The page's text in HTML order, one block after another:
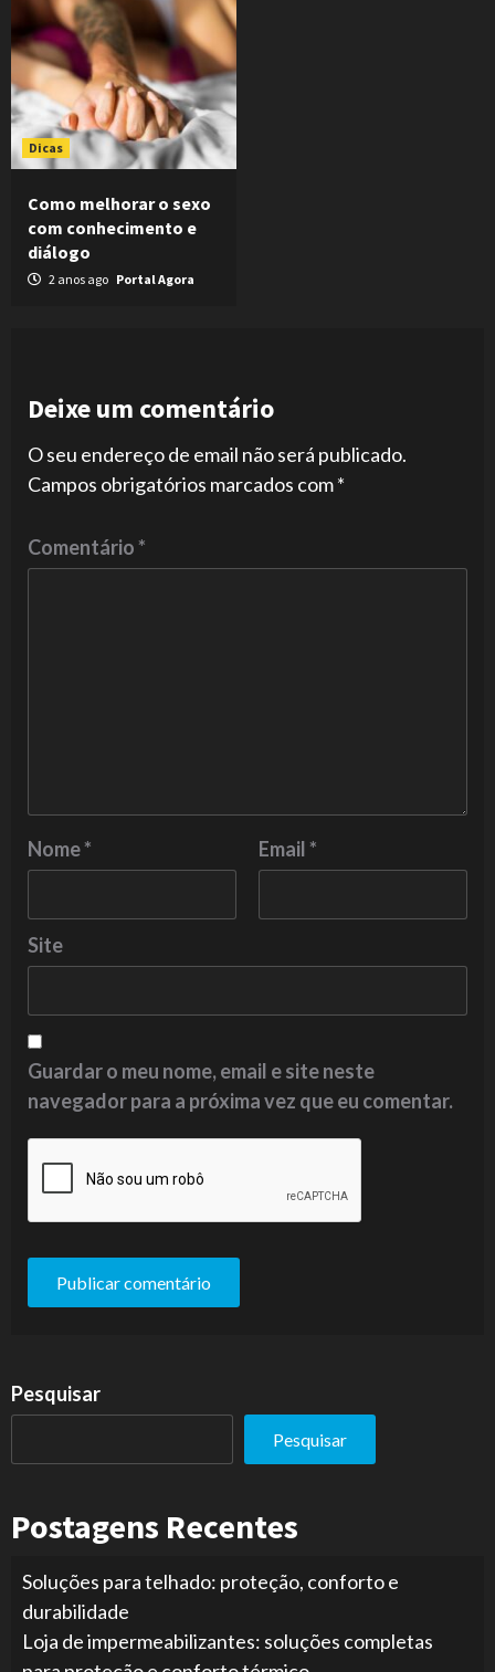
Dicas
Como melhorar o sexo
com conhecimento e
diálogo
2 anos ago Portal Agora
Deixe um comentário
O seu endereço de email não será publicado.
Campos obrigatórios marcados com*
Comentário*
Nome* Email*
Site
Guardar o meu nome, email e site neste
navegador para a próxima vez que eu comentar.
Pesquisar
Pesquisar
Postagens Recentes
Soluções para telhado: proteção, conforto e
durabilidade
Loja de impermeabilizantes: soluções completas